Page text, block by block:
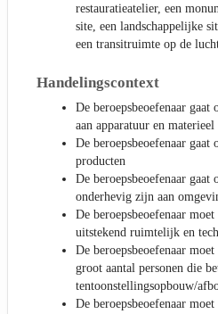
restauratieatelier, een
site, een landschappelijke
een transitruimte op de
Handelingscontext
De beroepsbeoefenaar gaat
aan apparatuur en materieel
De beroepsbeoefenaar
producten
De beroepsbeoefenaar gaat
onderhevig zijn aan
De beroepsbeoefenaar
uitstekend ruimtelijk en
De beroepsbeoefenaar
groot aantal personen die
tentoonstellingsopbouw/
De beroepsbeoefenaar